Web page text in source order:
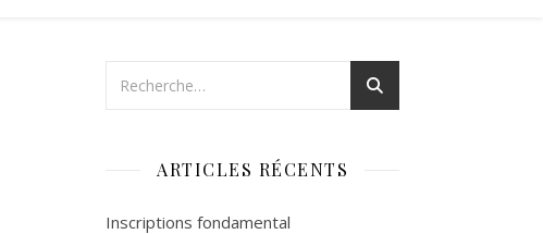
ARTICLES RÉCENTS
Inscriptions fondamental